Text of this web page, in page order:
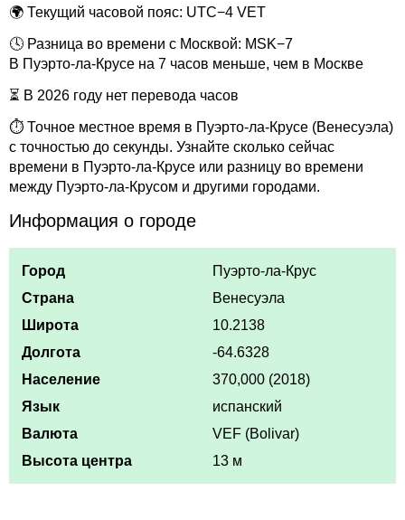
🌍 Текущий часовой пояс: UTC−4 VET
🕓 Разница во времени с Москвой: MSK−7
В Пуэрто-ла-Крусе на 7 часов меньше, чем в Москве
⏳ В 2026 году нет перевода часов
⏱ Точное местное время в Пуэрто-ла-Крусе (Венесуэла)
с точностью до секунды. Узнайте сколько сейчас
времени в Пуэрто-ла-Крусе или разницу во времени
между Пуэрто-ла-Крусом и другими городами.
Информация о городе
Город
Пуэрто-ла-Крус
Страна
Венесуэла
Широта
10.2138
Долгота
-64.6328
Население
370,000 (2018)
Язык
испанский
Валюта
VEF (Bolivar)
Высота центра
13 м